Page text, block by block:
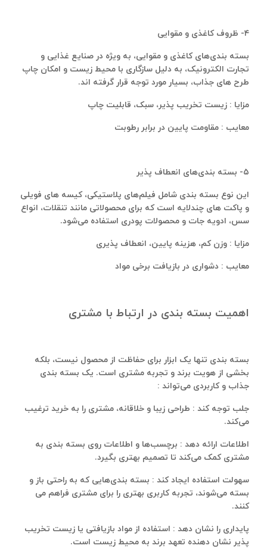
۴- ظروف کاغذی و مقوایی
بسته ‌بندی‌های کاغذی و مقوایی، به ‌ویژه در صنایع غذایی و
تجارت الکترونیک، به دلیل سازگاری با محیط‌ زیست و امکان چاپ
طرح‌ های جذاب، بسیار مورد توجه قرار گرفته‌ اند.
مزایا : زیست‌ تخریب ‌پذیر، سبک، قابلیت چاپ
معایب : مقاومت پایین در برابر رطوبت
۵-
بسته ‌بندی‌های انعطاف‌ پذیر
این نوع بسته ‌بندی شامل فیلم‌های پلاستیکی، کیسه‌ های فویلی
و پاکت‌ های چندلایه است که برای محصولاتی مانند تنقلات، انواع
سس، ادویه ‌جات و محصولات پودری استفاده می‌شود.
مزایا : وزن کم، هزینه پایین، انعطاف‌ پذیری
معایب : دشواری در بازیافت برخی مواد
اهمیت بسته‌ بندی در ارتباط با مشتری
بسته‌ بندی تنها یک ابزار برای حفاظت از محصول نیست، بلکه
بخشی از هویت برند و تجربه مشتری است. یک بسته بندی
جذاب و کاربردی می‌تواند :
جلب توجه کند : طراحی زیبا و خلاقانه، مشتری را به خرید ترغیب
می‌کند.
اطلاعات ارائه دهد : برچسب‌ها و اطلاعات روی بسته‌ بندی به
مشتری کمک می‌کند تا تصمیم بهتری بگیرد.
سهولت استفاده ایجاد کند : بسته ‌بندی‌هایی که به‌ راحتی باز و
بسته می‌شوند، تجربه کاربری بهتری را برای مشتری فراهم می
کنند.
پایداری را نشان دهد : استفاده از مواد بازیافتی یا زیست‌ تخریب‌
پذیر نشان ‌دهنده تعهد برند به محیط‌ زیست است.